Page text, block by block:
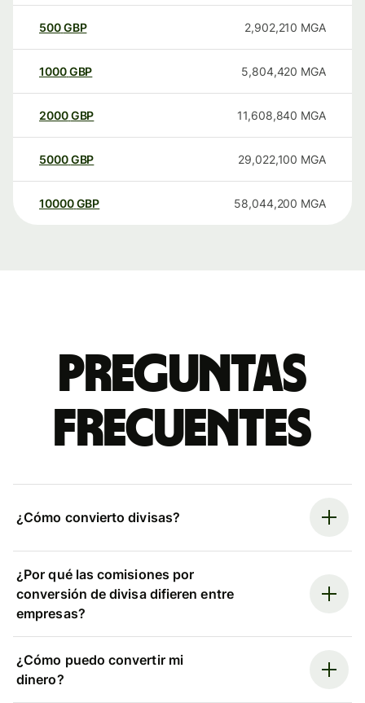
500GBP 2,902,210 MGA
1000GBP 5,804,420 MGA
2000GBP 11,608,840 MGA
5000GBP 29,022,100 MGA
10000 GBP 58,044,200 MGA
Preguntas
frecuentes
¿Cómo convierto divisas?
¿Por qué las comisiones por
conversión de divisa difieren entre
empresas?
¿Cómo puedo convertir mi
dinero?